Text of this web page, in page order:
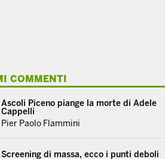
COMMENTI
Ascoli Piceno piange la morte di Adele
Cappelli
Pier Paolo Flammini
Screening di massa, ecco i punti deboli